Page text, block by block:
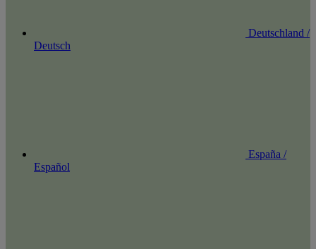
Deutschland /
Deutsch
España /
Español